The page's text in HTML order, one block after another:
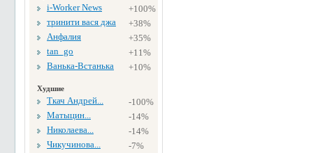
i-Worker News
+100%
тринити вася джа
+38%
Анфалия
+35%
tan_go
+11%
Ванька-Встанька
+10%
Худшие
Ткач Андрей...
-100%
Матыцин...
-14%
Николаева...
-14%
Чикучинова...
-7%